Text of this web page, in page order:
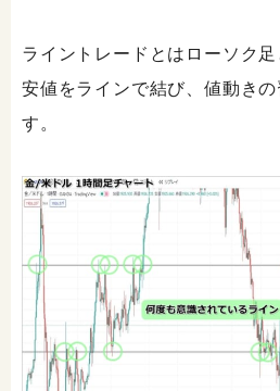
ライントレードとはローソク
安値をラインで結び、値動き
す。